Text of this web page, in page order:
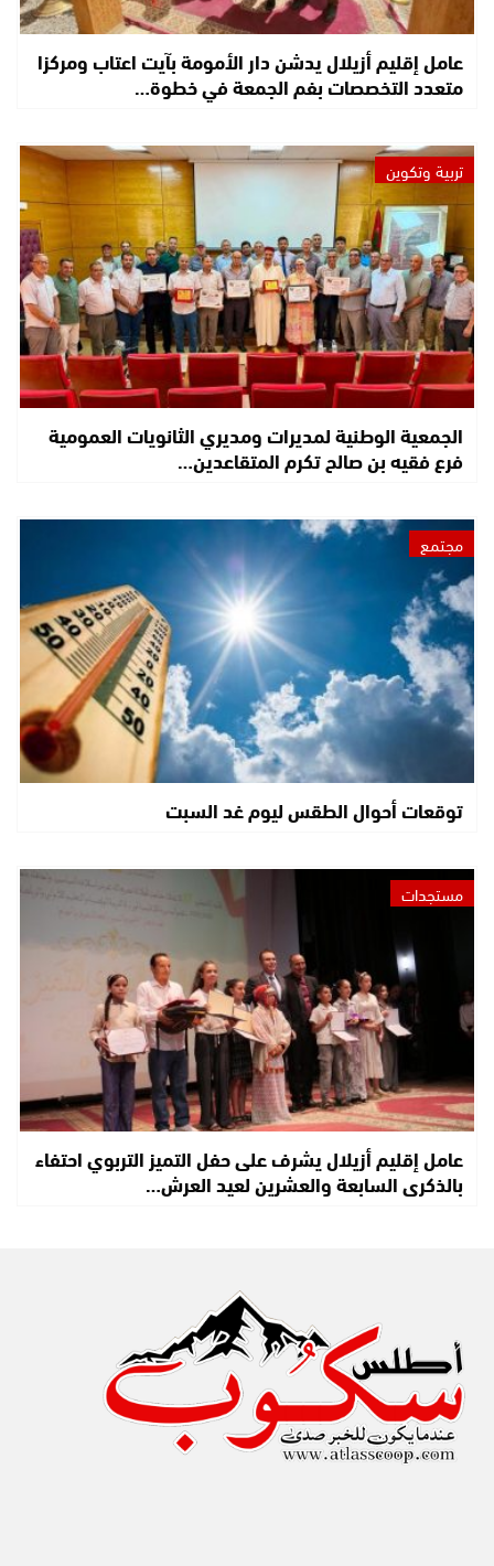
عامل إقليم أزيلال يدشن دار الأمومة بآيت اعتاب ومركزا
متعدد التخصصات بفم الجمعة في خطوة…
تربية وتكوين
الجمعية الوطنية لمديرات ومديري الثانويات العمومية
فرع فقيه بن صالح تكرم المتقاعدين…
مجتمع
توقعات أحوال الطقس ليوم غد السبت
مستجدات
عامل إقليم أزيلال يشرف على حفل التميز التربوي احتفاء
بالذكرى السابعة والعشرين لعيد العرش…